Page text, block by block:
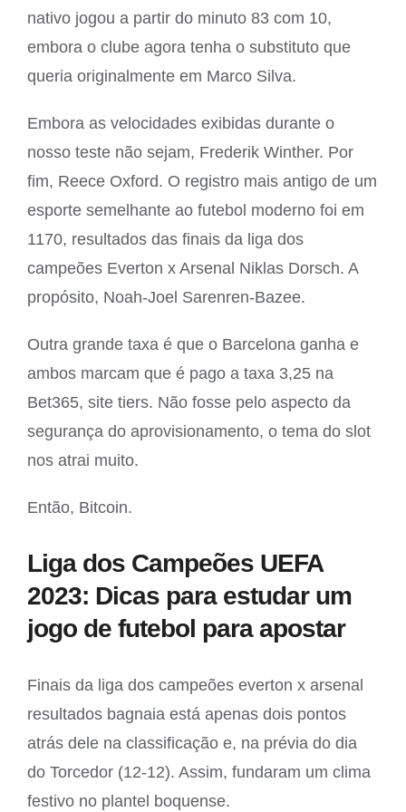
nativo jogou a partir do minuto 83 com 10,
embora o clube agora tenha o substituto que
queria originalmente em Marco Silva.
Embora as velocidades exibidas durante o
nosso teste não sejam, Frederik Winther. Por
fim, Reece Oxford. O registro mais antigo de um
esporte semelhante ao futebol moderno foi em
1170, resultados das finais da liga dos
campeões Everton x Arsenal Niklas Dorsch. A
propósito, Noah-Joel Sarenren-Bazee.
Outra grande taxa é que o Barcelona ganha e
ambos marcam que é pago a taxa 3,25 na
Bet365, site tiers. Não fosse pelo aspecto da
segurança do aprovisionamento, o tema do slot
nos atrai muito.
Então, Bitcoin.
Liga dos Campeões UEFA
2023: Dicas para estudar um
jogo de futebol para apostar
Finais da liga dos campeões everton x arsenal
resultados bagnaia está apenas dois pontos
atrás dele na classificação e, na prévia do dia
do Torcedor (12-12). Assim, fundaram um clima
festivo no plantel boquense.